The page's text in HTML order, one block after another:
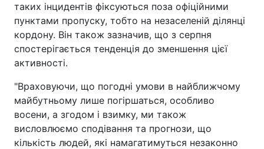
таких інцидентів фіксуються поза офіційними
пунктами пропуску, тобто на незаселеній ділянці
кордону. Він також зазначив, що з серпня
спостерігається тенденція до зменшення цієї
активності.
"Враховуючи, що погодні умови в найближчому
майбутньому лише погіршаться, особливо
восени, а згодом і взимку, ми також
висловлюємо сподівання та прогнози, що
кількість людей, які намагатимуться незаконно